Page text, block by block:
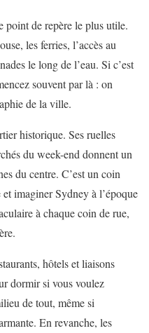
point de repère le plus utile.
les ferries, l’accès au
le long de l’eau. Si c’est
souvent par là : on
de la ville.
historique. Ses ruelles
du week-end donnent un
du centre. C’est un coin
imaginer Sydney à l’époque
à chaque coin de rue,
hôtels et liaisons
dormir si vous voulez
de tout, même si
En revanche, les